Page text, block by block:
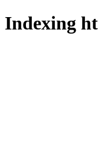
Indexing